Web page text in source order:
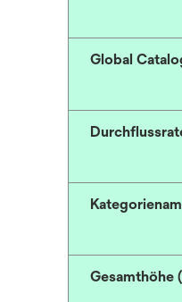
Global
Gesamthöhe